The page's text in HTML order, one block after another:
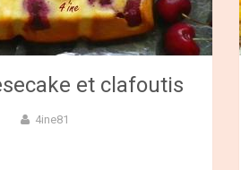
et clafoutis
4ine81